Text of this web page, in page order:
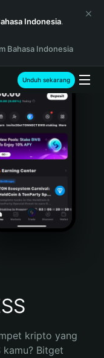
Indonesia.
Bahasa Indonesia
Unduh sekarang
kripto yang
kamu? Bitget